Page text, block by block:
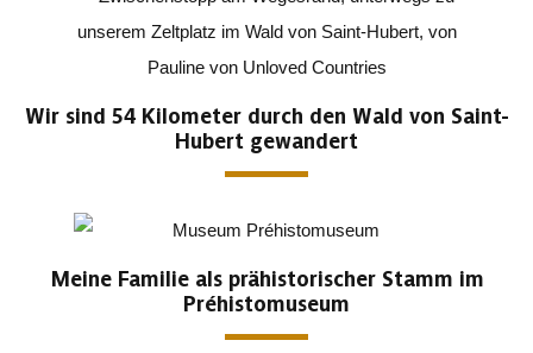
Wir sind 54 Kilometer durch den Wald von Saint-
Hubert gewandert
Meine Familie als prähistorischer Stamm im
Préhistomuseum